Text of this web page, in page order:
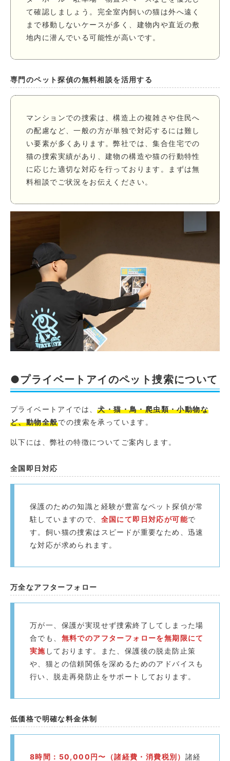
て確認しましょう。完全室内飼いの猫は外へ遠く
まで移動しないケースが多く、建物内や直近の敷
地内に潜んでいる可能性が高いです。
専門のペット探偵の無料相談を活用する
マンションでの捜索は、構造上の複雑さや住民へ
の配慮など、一般の方が単独で対応するには難し
い要素が多くあります。弊社では、集合住宅での
猫の捜索実績があり、建物の構造や猫の行動特性
に応じた適切な対応を行っております。まずは無
料相談でご状況をお伝えください。
●プライベートアイのペット捜索について
プライベートアイでは、犬・猫・鳥・爬虫類・小動物な
ど、動物全般での捜索を承っています。
以下には、弊社の特徴についてご案内します。
全国即日対応
保護のための知識と経験が豊富なペット探偵が常
駐していますので、 全国にて即日対応が可能で
す。飼い猫の捜索はスピードが重要なため、迅速
な対応が求められます。
万全なアフターフォロー
万が一、保護が実現せず捜索終了してしまった場
合でも、 無料でのアフターフォローを無期限にて
実施 しております。また、保護後の脱走防止策
や、猫との信頼関係を深めるためのアドバイスも
行い、脱走再発防止をサポートしております。
低価格で明確な料金体制
8時間：50,000円〜（諸経費・消費税別） 諸経